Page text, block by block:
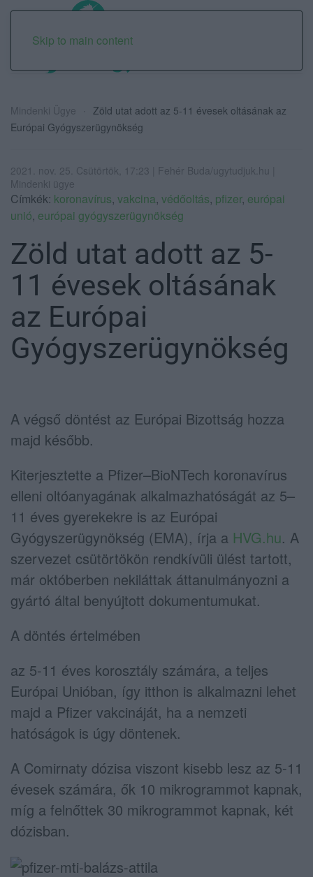
Skip to main content
Mindenki Ügye
Zöld utat adott az 5-11 évesek oltásának az
Európai Gyógyszerügynökség
2021. nov. 25. Csütörtök, 17:23 | Fehér Buda/ugytudjuk.hu |
Mindenki ügye
Címkék: koronavírus, vakcina, védőoltás, pfizer, európai
unió, európai gyógyszerügynökség
Zöld utat adott az 5-
11 évesek oltásának
az Európai
Gyógyszerügynökség
A végső döntést az Európai Bizottság hozza
majd később.
Kiterjesztette a Pfizer–BioNTech koronavírus
elleni oltóanyagának alkalmazhatóságát az 5–
11 éves gyerekekre is az Európai
Gyógyszerügynökség (EMA), írja a HVG.hu. A
szervezet csütörtökön rendkívüli ülést tartott,
már októberben nekiláttak áttanulmányozni a
gyártó által benyújtott dokumentumukat.
A döntés értelmében
az 5-11 éves korosztály számára, a teljes
Európai Unióban, így itthon is alkalmazni lehet
majd a Pfizer vakcináját, ha a nemzeti
hatóságok is úgy döntenek.
A Comirnaty dózisa viszont kisebb lesz az 5-11
évesek számára, ők 10 mikrogrammot kapnak,
míg a felnőttek 30 mikrogrammot kapnak, két
dózisban.